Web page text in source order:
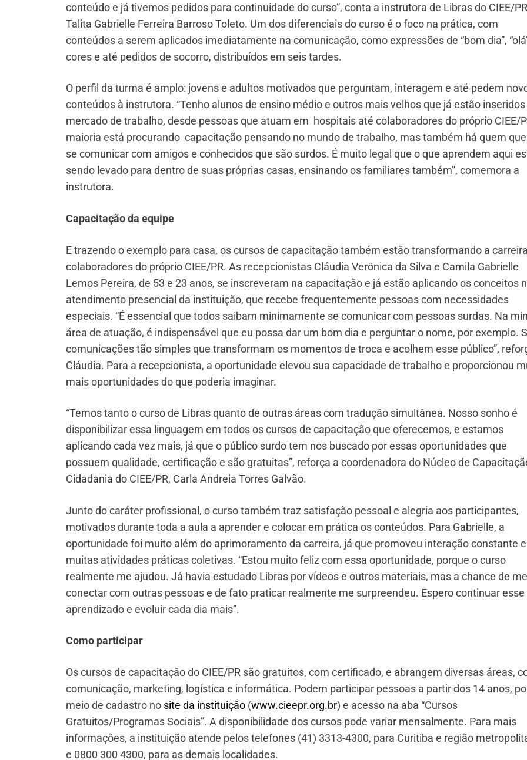
conteúdo e já tivemos pedidos para continuidade do curso”, conta a instrutora de Libras do CIEE/
Talita Gabrielle Ferreira Barroso Toleto. Um dos diferenciais do curso é o foco na prática, com
conteúdos a serem aplicados imediatamente na comunicação, como expressões de “bom dia”,
cores e até pedidos de socorro, distribuídos em seis tardes.
O perfil da turma é amplo: jovens e adultos motivados que perguntam, interagem e até pedem
conteúdos à instrutora. “Tenho alunos de ensino médio e outros mais velhos que já estão
mercado de trabalho, desde pessoas que atuam em hospitais até colaboradores do próprio CIEE/
maioria está procurando capacitação pensando no mundo de trabalho, mas também há quem
se comunicar com amigos e conhecidos que são surdos. É muito legal que o que aprendem aqui
sendo levado para dentro de suas próprias casas, ensinando os familiares também”, comemora a
instrutora.
Capacitação da equipe
E trazendo o exemplo para casa, os cursos de capacitação também estão transformando a
colaboradores do próprio CIEE/PR. As recepcionistas Cláudia Verônica da Silva e Camila Gabrielle
Lemos Pereira, de 53 e 23 anos, se inscreveram na capacitação e já estão aplicando os conceitos
atendimento presencial da instituição, que recebe frequentemente pessoas com necessidades
especiais. “É essencial que todos saibam minimamente se comunicar com pessoas surdas. Na
área de atuação, é indispensável que eu possa dar um bom dia e perguntar o nome, por exemplo.
comunicações tão simples que transformam os momentos de troca e acolhem esse público”,
Cláudia. Para a recepcionista, a oportunidade elevou sua capacidade de trabalho e proporcionou
mais oportunidades do que poderia imaginar.
“Temos tanto o curso de Libras quanto de outras áreas com tradução simultânea. Nosso sonho é
disponibilizar essa linguagem em todos os cursos de capacitação que oferecemos, e estamos
aplicando cada vez mais, já que o público surdo tem nos buscado por essas oportunidades que
possuem qualidade, certificação e são gratuitas”, reforça a coordenadora do Núcleo de
Cidadania do CIEE/PR, Carla Andreia Torres Galvão.
Junto do caráter profissional, o curso também traz satisfação pessoal e alegria aos participantes,
motivados durante toda a aula a aprender e colocar em prática os conteúdos. Para Gabrielle, a
oportunidade foi muito além do aprimoramento da carreira, já que promoveu interação constante e
muitas atividades práticas coletivas. “Estou muito feliz com essa oportunidade, porque o curso
realmente me ajudou. Já havia estudado Libras por vídeos e outros materiais, mas a chance de me
conectar com outras pessoas e de fato praticar realmente me surpreendeu. Espero continuar esse
aprendizado e evoluir cada dia mais”.
Como participar
Os cursos de capacitação do CIEE/PR são gratuitos, com certificado, e abrangem diversas áreas,
comunicação, marketing, logística e informática. Podem participar pessoas a partir dos 14 anos,
meio de cadastro no site da instituição (www.cieepr.org.br) e acesso na aba “Cursos
Gratuitos/Programas Sociais”. A disponibilidade dos cursos pode variar mensalmente. Para mais
informações, a instituição atende pelos telefones (41) 3313-4300, para Curitiba e região
e 0800 300 4300, para as demais localidades.